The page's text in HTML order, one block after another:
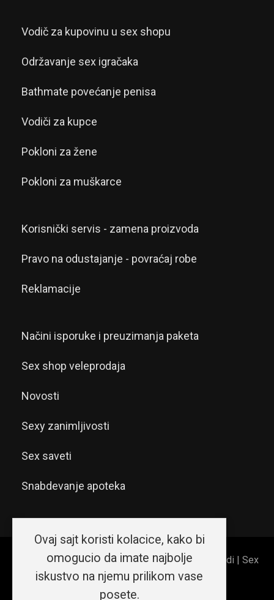
Vodič za kupovinu u sex shopu
Održavanje sex igračaka
Bathmate povećanje penisa
Vodiči za kupce
Pokloni za žene
Pokloni za muškarce
Korisnički servis - zamena proizvoda
Pravo na odustajanje - povraćaj robe
Reklamacije
Načini isporuke i preuzimanja paketa
Sex shop veleprodaja
Novosti
Sexy zanimljivosti
Sex saveti
Snabdevanje apoteka
© 2026 Sex shop Beograd | Erotic shop Srećni ljudi | Sex
shop Srbija. Sva prava zadržana.
Ovaj sajt koristi kolacice, kako bi
omogucio da imate najbolje
iskustvo na njemu prilikom vase
posete.